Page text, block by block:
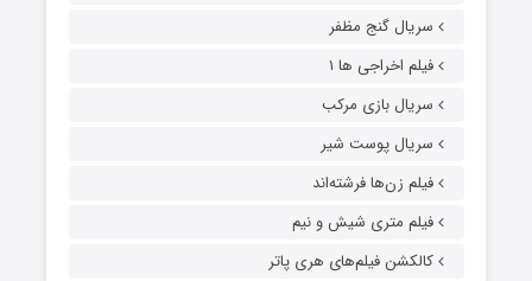
سریال گنج مظفر
فیلم اخراجی ها ۱
سریال بازی مرکب
سریال پوست شیر
فیلم زن‌ها فرشته‌اند
فیلم متری شیش و نیم
کالکشن فیلم‌های هری پاتر